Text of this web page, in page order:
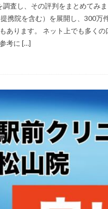
査し、その評判をまとめてみ
携院を含む）を展開し、300万
あります。 ネット上でも多く
考に […]